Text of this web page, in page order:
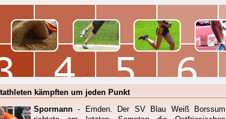
kämpften um jeden Punkt
Spormann - Emden. Der SV Blau Weiß Borssum